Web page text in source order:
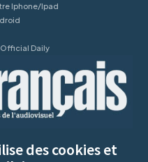
Iphone/Ipad
Official Daily
des cookies et